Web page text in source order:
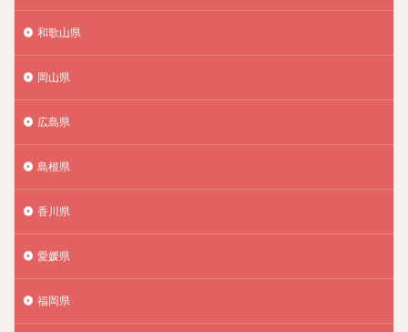
和歌山県
岡山県
広島県
島根県
香川県
愛媛県
福岡県